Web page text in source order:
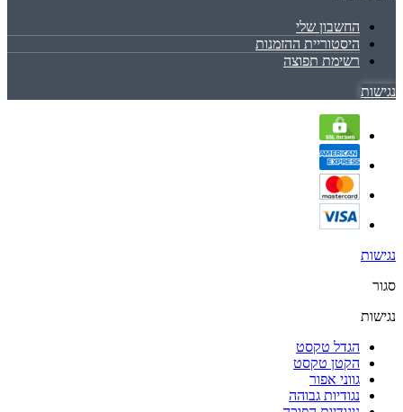
החשבון שלי
היסטוריית ההזמנות
רשימת תפוצה
נגישות
נגישות
סגור
נגישות
הגדל טקסט
הקטן טקסט
גווני אפור
נגודיות גבוהה